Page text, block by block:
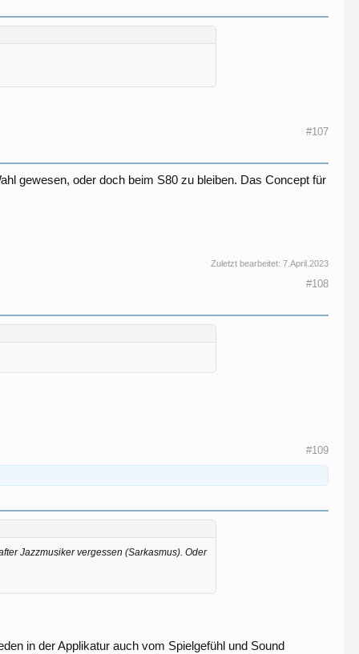
#107
gewesen, oder doch beim S80 zu bleiben. Das Concept für
Zuletzt bearbeitet: 7.April.2023
#108
#109
Jazzmusiker vergessen (Sarkasmus). Oder
in der Applikatur auch vom Spielgefühl und Sound